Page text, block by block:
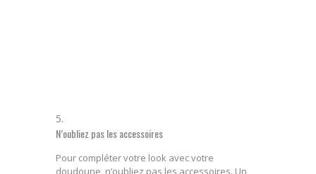
N’oubliez pas les accessoires
Pour compléter votre look avec votre
doudoune, n’oubliez pas les accessoires. Un